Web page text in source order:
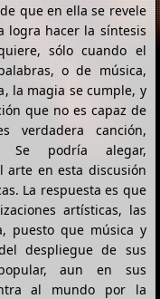
que en ella se revele
logra hacer la síntesis
sólo cuando el
o de música,
la magia se cumple, y
que no es capaz de
canción,
podría alegar,
arte en esta discusión
La respuesta es que
artísticas, las
puesto que música y
despliegue de sus
aun en sus
al mundo por la